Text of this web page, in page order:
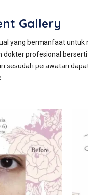
Gallery
yang bermanfaat
dokter profesional
sesudah perawatan